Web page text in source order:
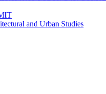
and Urban Studies